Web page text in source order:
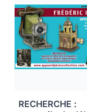
RECHERCHE :